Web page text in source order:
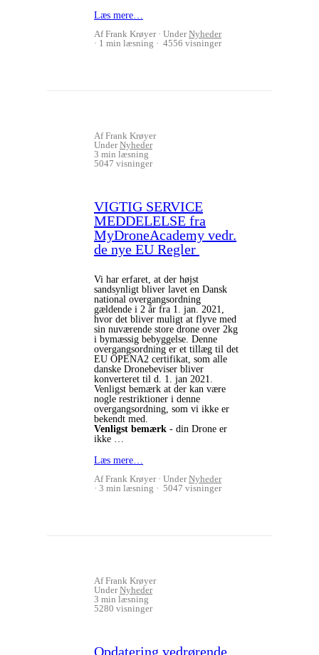
Læs mere…
Af Frank Krøyer
UnderNyheder
1 min læsning
4556 visninger
Af Frank Krøyer
UnderNyheder
3 min læsning
5047 visninger
VIGTIG SERVICE
MEDDELELSE fra
MyDroneAcademy vedr.
de nye EU Regler
Vi har erfaret, at der højst
sandsynligt bliver lavet en Dansk
national overgangsordning
gældende i 2 år fra 1. jan. 2021,
hvor det bliver muligt at flyve med
sin nuværende store drone over 2kg
i bymæssig bebyggelse. Denne
overgangsordning er et tillæg til det
EU OPENA2 certifikat, som alle
danske Dronebeviser bliver
konverteret til d. 1. jan 2021.
Venligst bemærk at der kan være
nogle restriktioner i denne
overgangsordning, som vi ikke er
bekendt med.
Venligst bemærk - din Drone er
ikke …
Læs mere…
Af Frank Krøyer
UnderNyheder
3 min læsning
5047 visninger
Af Frank Krøyer
UnderNyheder
3 min læsning
5280 visninger
Opdatering vedrørende